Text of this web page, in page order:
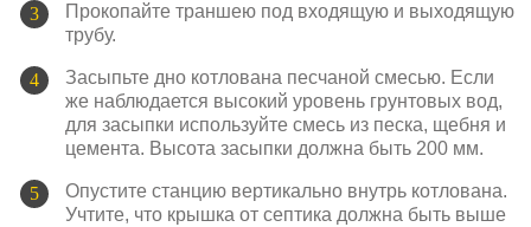
Прокопайте траншею под входящую и выходящую
трубу.
Засыпьте дно котлована песчаной смесью. Если
же наблюдается высокий уровень грунтовых вод,
для засыпки используйте смесь из песка, щебня и
цемента. Высота засыпки должна быть 200 мм.
Опустите станцию вертикально внутрь котлована.
Учтите, что крышка от септика должна быть выше